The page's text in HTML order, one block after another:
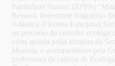
Patrimônio Natural (RPPN)
Ressaca, importante fragmento
Atlântica (Floresta Estacional
no percurso do corredor
visita guiada pelas técnicas da
Massula, e acompanhados pela
professores da cadeira de